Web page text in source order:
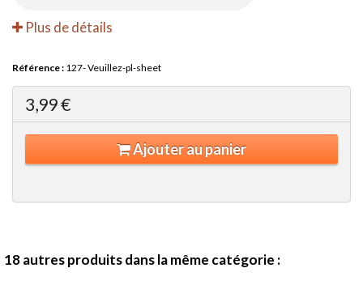
Plus de détails
Référence : 127- Veuillez-pl-sheet
3,99 €
Ajouter au panier
18 autres produits dans la même catégorie :